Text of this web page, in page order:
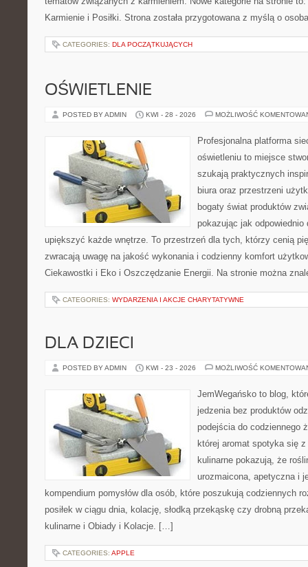
Karmienie i Posiłki. Strona została przygotowana z myślą o
CATEGORIES: DLA POCZĄTKUJĄCYCH
OŚWIETLENIE
POSTED BY ADMIN KWI - 28 - 2026 MOŻLIWOŚĆ
Profesjonalna platforma
oświetleniu to miejsce
szukają praktycznych
biura oraz przestrzeni
bogaty świat produktów
pokazując jak odpowiednio
upiększyć każde wnętrze. To przestrzeń dla tych, którzy cenią
zwracają uwagę na jakość wykonania i codzienny komfort
Ciekawostki i Eko i Oszczędzanie Energii. Na stronie można
CATEGORIES: WYDARZENIA I AKCJE CHARYTATYWNE
DLA DZIECI
POSTED BY ADMIN KWI - 23 - 2026 MOŻLIWOŚĆ
JemWegańsko to blog,
jedzenia bez produktów
podejścia do codziennego
której aromat spotyka się
kulinarne pokazują, że
urozmaicona, apetyczna i
kompendium pomysłów dla osób, które poszukują codziennych
posiłek w ciągu dnia, kolację, słodką przekąskę czy drobną
kulinarne i Obiady i Kolacje. […]
CATEGORIES: APPLE